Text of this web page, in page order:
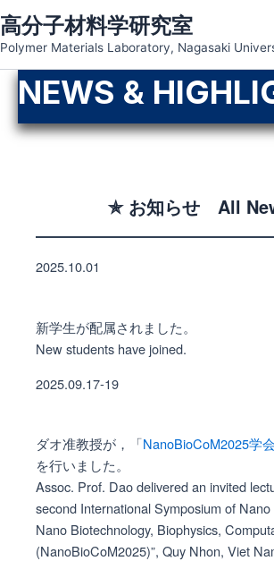
Skip
to
content
高分子材料学研究室
Polymer Materials Laboratory, Nagasaki
NEWS &
✯ お知らせ All
2025.10.01
新学生が配属されました。
New students have joined.
2025.09.17-19
ダオ准教授が，「NanoBioCoM2025学会
を行いました。
Assoc. Prof. Dao delivered an invited
second International Symposium of
Nano Biotechnology, Biophysics,
(NanoBioCoM2025)”, Quy Nhon, Viet